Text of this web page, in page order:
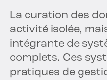
La curation des
activité isolée,
intégrante de
complets. Ces
pratiques de